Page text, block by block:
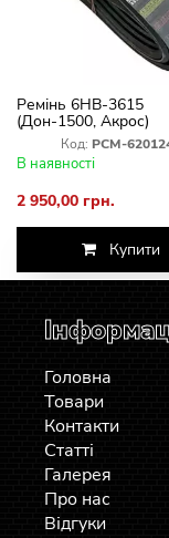
Ремінь 6НВ-3615
(Дон-1500, Акрос)
шестиручний РСМ-
Код: РСМ-
В наявності
2 950,00 грн.
Купити
Головна
Товари
Контакти
Статті
Галерея
Про нас
Відгуки